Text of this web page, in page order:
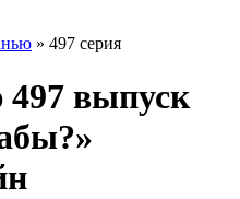
» 497 серия
выпуск